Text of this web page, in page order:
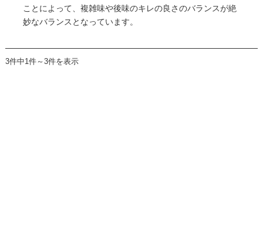
ことによって、複雑味や後味のキレの良さのバランスが絶
妙なバランスとなっています。
3件中1件～3件を表示